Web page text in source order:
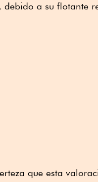
debido a su flotante
que esta